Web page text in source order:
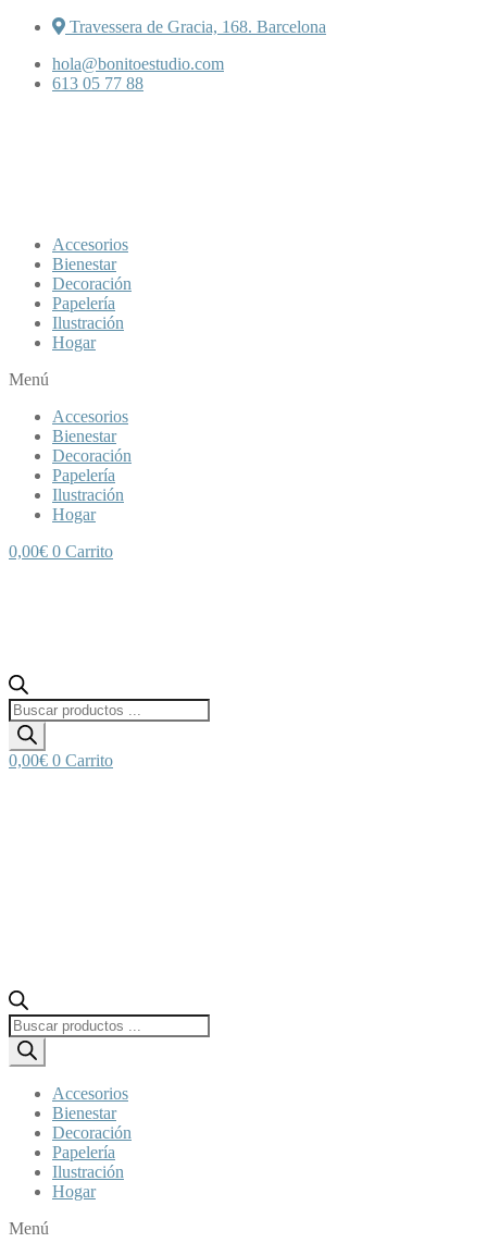
Travessera de Gracia, 168. Barcelona
hola@bonitoestudio.com
613 05 77 88
Accesorios
Bienestar
Decoración
Papelería
Ilustración
Hogar
Menú
Accesorios
Bienestar
Decoración
Papelería
Ilustración
Hogar
0,00€ 0 Carrito
Búsqueda
de
productos
0,00€ 0 Carrito
Búsqueda
de
productos
Accesorios
Bienestar
Decoración
Papelería
Ilustración
Hogar
Menú